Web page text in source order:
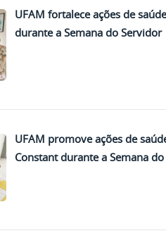
UFAM fortalece ações de
durante a Semana do Servidor
UFAM promove ações de
Constant durante a Semana